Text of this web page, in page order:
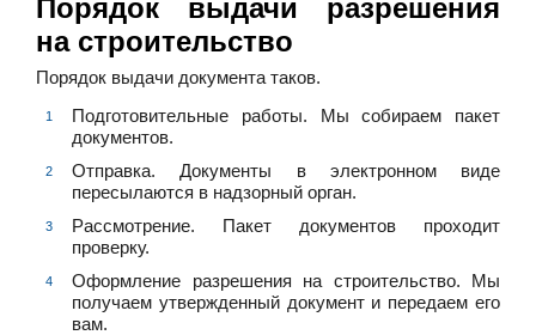
Порядок выдачи разрешения
на строительство
Порядок выдачи документа таков.
Подготовительные работы. Мы собираем пакет
документов.
Отправка. Документы в электронном виде
пересылаются в надзорный орган.
Рассмотрение. Пакет документов проходит
проверку.
Оформление разрешения на строительство. Мы
получаем утвержденный документ и передаем его
вам.